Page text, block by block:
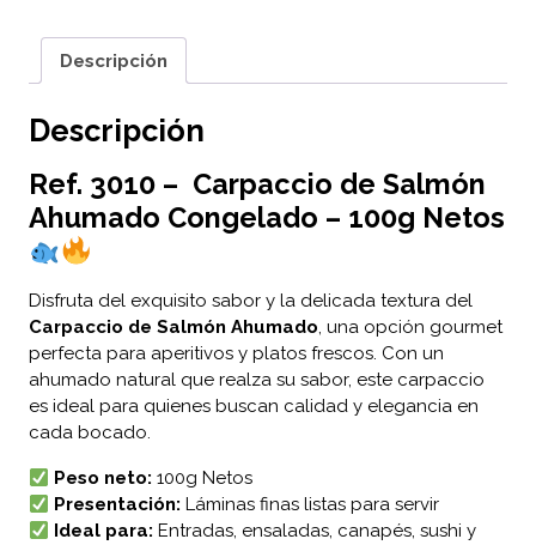
Descripción
Descripción
Ref. 3010 – Carpaccio de Salmón
Ahumado Congelado – 100g Netos
Disfruta del exquisito sabor y la delicada textura del
Carpaccio de Salmón Ahumado, una opción gourmet
perfecta para aperitivos y platos frescos. Con un
ahumado natural que realza su sabor, este carpaccio
es ideal para quienes buscan calidad y elegancia en
cada bocado.
Peso neto: 100g Netos
Presentación: Láminas finas listas para servir
Ideal para: Entradas, ensaladas, canapés, sushi y